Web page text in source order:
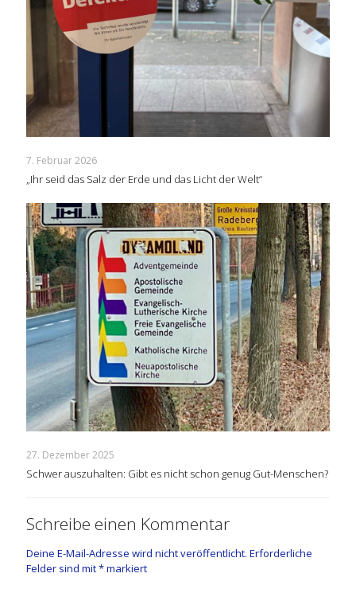
7. Februar 2026
„Ihr seid das Salz der Erde und das Licht der Welt“
27. Dezember 2025
Schwer auszuhalten: Gibt es nicht schon genug Gut-Menschen?
Schreibe einen Kommentar
Deine E-Mail-Adresse wird nicht veröffentlicht. Erforderliche
Felder sind mit*markiert